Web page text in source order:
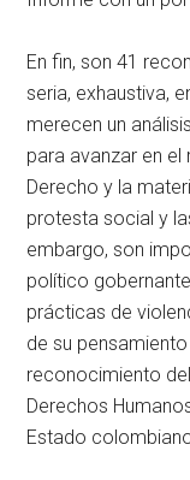
En fin, son 41
seria, exhaustiva,
merecen un
para avanzar en
Derecho y la
protesta social y
embargo, son
político
prácticas de
de su
reconocimiento
Derechos
Estado